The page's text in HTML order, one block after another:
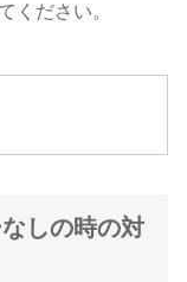
ください。
しの時の対